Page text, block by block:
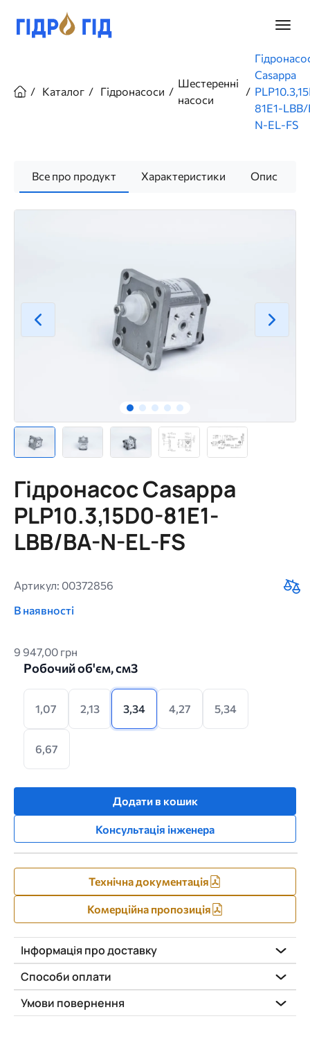
основного
Каталог
Гідронасоси
Шестеренні
насоси
Casappa
81E1-
N-EL-FS
Все про продукт Характеристики Опис
Гідронасос Casappa
PLP10.3,15D0-81E1-
LBB/BA-N-EL-FS
Артикул: 00372856
В наявності
9 947,00 грн
Робочий об'єм, см3
1,07 2,13 3,34 4,27 5,34
6,67
Додати в кошик
Консультація інженера
Технічна документація
Комерційна пропозиція
Інформація про доставку
Способи оплати
Умови повернення